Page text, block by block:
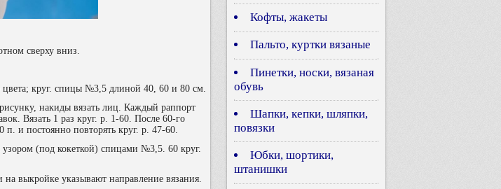
сверху вниз.
круг. спицы №3,5 длиной 40, 60 и 80 см.
накиды вязать лиц. Каждый раппорт
Вязать 1 раз круг. р. 1-60. После 60-го
п. и постоянно повторять круг. р. 47-60.
(под кокеткой) спицами №3,5. 60 круг.
выкройке указывают направление вязания.
Кофты, жакеты
Пальто, куртки вязаные
Пинетки, носки, вязаная
обувь
Шапки, кепки, шляпки,
повязки
Юбки, шортики,
штанишки